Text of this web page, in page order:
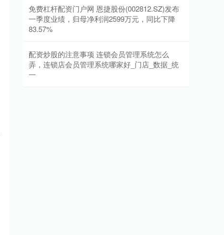
免费杠杆配资门户网 恩捷股份(002812.SZ)发布
一季度业绩，归母净利润2599万元，同比下降
83.57%
配资炒股的注意事项 连锁会员管理系统怎么
弄，连锁店会员管理系统哪家好_门店_数据_统
一